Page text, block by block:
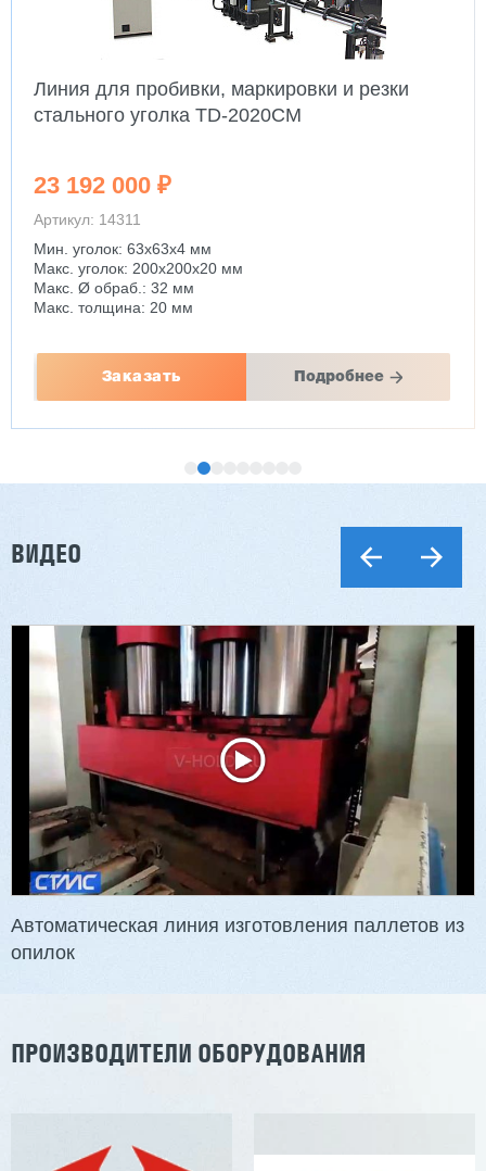
Линия для пробивки, маркировки и резки
стального уголка TD-2020CM
23 192 000 ₽
Артикул: 14311
Мин. уголок: 63x63x4 мм
Макс. уголок: 200x200x20 мм
Макс. Ø обраб.: 32 мм
Макс. толщина: 20 мм
Заказать Подробнее
Двухсторонний шипорез MX6015
2 832 000 ₽
3 176 000 ₽
Артикул: 2497
Длина заготовки: 400-1500 мм
Макс. ширина заготовки: 580 мм
Станок проходного типа
Узлы: 4 пилы, 2 фрезы
ВИДЕО
Автоматическая линия изготовления паллетов из
опилок
ПРОИЗВОДИТЕЛИ ОБОРУДОВАНИЯ